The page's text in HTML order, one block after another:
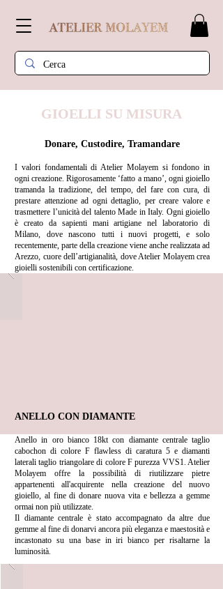
GIOELLI SU MISURA
Donare, Custodire, Tramandare
I valori fondamentali di Atelier Molayem si fondono in
ogni creazione. Rigorosamente ‘fatto a mano’, ogni gioiello
tramanda la tradizione, del tempo, del fare con cura, di
prestare attenzione ad ogni dettaglio, per creare valore e
trasmettere l’unicità del talento Made in Italy. Ogni gioiello
è creato da sapienti mani artigiane nel laboratorio di
Milano, dove nascono tutti i nuovi progetti, e solo
recentemente, parte della creazione viene anche realizzata ad
Arezzo, cuore dell’artigianalità, dove Atelier Molayem crea
gioielli sostenibili con certificazione.
ANELLO CON DIAMANTE
Anello in oro bianco 18kt con diamante centrale taglio
cabochon di colore F flawless di caratura 5 e diamanti
laterali taglio triangolare di colore F purezza VVS1. Atelier
Molayem offre la possibilità di riutilizzare pietre
appartenenti all'acquirente nella creazione del nuovo
gioiello, al fine di donare nuova vita e bellezza a gemme
ormai non più utilizzate.
Il diamante centrale è stato accompagnato da altre due
gemme al fine di donarvi ancora più eleganza e maestosità e
incastonato su una base in iri bianco per risaltarne la
luminosità.